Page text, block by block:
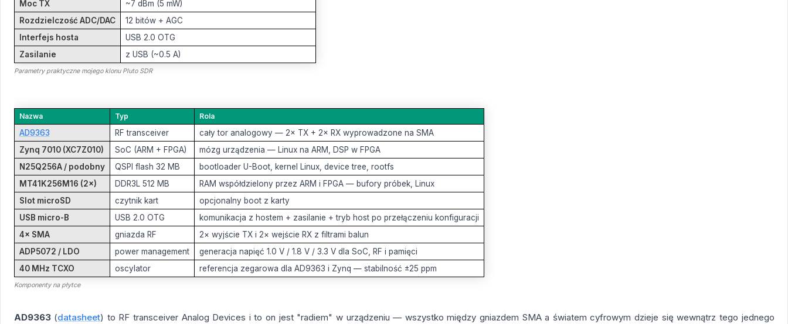
Parametry praktyczne mojego klonu Pluto SDR
Moc TX
~7 dBm (5 mW)
Rozdzielczość ADC/DAC
12 bitów + AGC
Interfejs hosta
USB 2.0 OTG
Zasilanie
z USB (~0.5 A)
Komponenty na płytce
Nazwa Typ Rola
AD9363 RF transceiver
cały tor analogowy — 2× TX + 2× RX wyprowadzone na SMA
Zynq 7010 (XC7Z010)
SoC (ARM + FPGA)
mózg urządzenia — Linux na ARM, DSP w FPGA
N25Q256A / podobny
QSPI flash 32 MB
bootloader U-Boot, kernel Linux, device tree, rootfs
MT41K256M16 (2×)
DDR3L 512 MB
RAM współdzielony przez ARM i FPGA — bufory próbek, Linux
Slot microSD
czytnik kart
opcjonalny boot z karty
USB micro-B
USB 2.0 OTG
komunikacja z hostem + zasilanie + tryb host po przełączeniu konfiguracji
4× SMA
gniazda RF
2× wyjście TX i 2× wejście RX z filtrami balun
ADP5072 / LDO
power management
generacja napięć 1.0 V / 1.8 V / 3.3 V dla SoC, RF i pamięci
40 MHz TCXO
oscylator referencja zegarowa dla AD9363 i Zynq — stabilność ±25 ppm
AD9363(datasheet) to RF transceiver Analog Devices i to on jest "radiem" w urządzeniu — wszystko między gniazdem SMA a światem cyfrowym dzieje się wewnątrz tego jednego